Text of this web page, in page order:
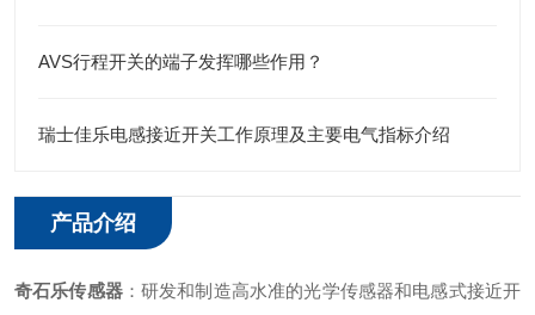
AVS行程开关的端子发挥哪些作用？
瑞士佳乐电感接近开关工作原理及主要电气指标介绍
产品介绍
奇石乐传感器：研发和制造高水准的光学传感器和电感式接近开